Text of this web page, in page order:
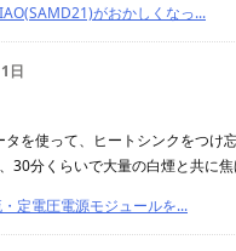
がおかしくなっ...
日
タを使って、ヒートシンクをつけ
30分くらいで大量の白煙と共に
定電圧電源モジュールを...